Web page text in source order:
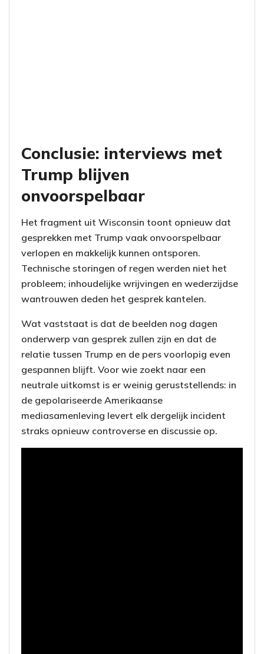
Conclusie: interviews met
Trump blijven
onvoorspelbaar
Het fragment uit Wisconsin toont opnieuw dat
gesprekken met Trump vaak onvoorspelbaar
verlopen en makkelijk kunnen ontsporen.
Technische storingen of regen werden niet het
probleem; inhoudelijke wrijvingen en wederzijdse
wantrouwen deden het gesprek kantelen.
Wat vaststaat is dat de beelden nog dagen
onderwerp van gesprek zullen zijn en dat de
relatie tussen Trump en de pers voorlopig even
gespannen blijft. Voor wie zoekt naar een
neutrale uitkomst is er weinig geruststellends: in
de gepolariseerde Amerikaanse
mediasamenleving levert elk dergelijk incident
straks opnieuw controverse en discussie op.